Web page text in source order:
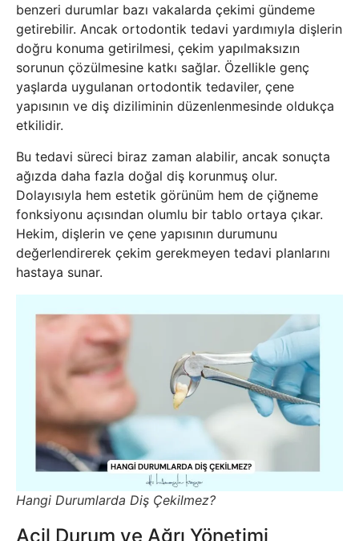
benzeri durumlar bazı vakalarda çekimi gündeme
getirebilir. Ancak ortodontik tedavi yardımıyla dişlerin
doğru konuma getirilmesi, çekim yapılmaksızın
sorunun çözülmesine katkı sağlar. Özellikle genç
yaşlarda uygulanan ortodontik tedaviler, çene
yapısının ve diş diziliminin düzenlenmesinde oldukça
etkilidir.
Bu tedavi süreci biraz zaman alabilir, ancak sonuçta
ağızda daha fazla doğal diş korunmuş olur.
Dolayısıyla hem estetik görünüm hem de çiğneme
fonksiyonu açısından olumlu bir tablo ortaya çıkar.
Hekim, dişlerin ve çene yapısının durumunu
değerlendirerek çekim gerekmeyen tedavi planlarını
hastaya sunar.
Hangi Durumlarda Diş Çekilmez?
Acil Durum ve Ağrı Yönetimi